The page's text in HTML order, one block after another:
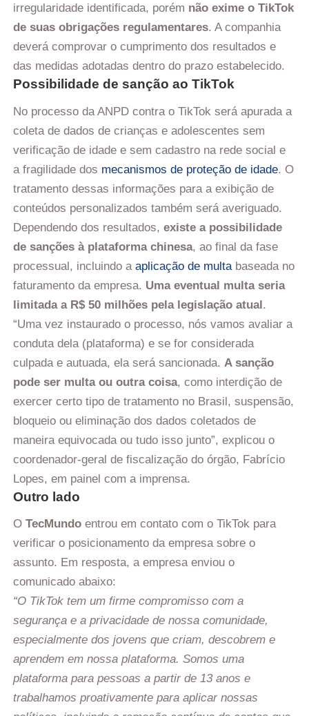
irregularidade identificada, porém não exime o TikTok
de suas obrigações regulamentares. A companhia
deverá comprovar o cumprimento dos resultados e
das medidas adotadas dentro do prazo estabelecido.
Possibilidade de sanção ao TikTok
No processo da ANPD contra o TikTok será apurada a
coleta de dados de crianças e adolescentes sem
verificação de idade e sem cadastro na rede social e
a fragilidade dos mecanismos de proteção de idade. O
tratamento dessas informações para a exibição de
conteúdos personalizados também será averiguado.
Dependendo dos resultados, existe a possibilidade
de sanções à plataforma chinesa, ao final da fase
processual, incluindo a aplicação de multa baseada no
faturamento da empresa. Uma eventual multa seria
limitada a R$ 50 milhões pela legislação atual.
“Uma vez instaurado o processo, nós vamos avaliar a
conduta dela (plataforma) e se for considerada
culpada e autuada, ela será sancionada. A sanção
pode ser multa ou outra coisa, como interdição de
exercer certo tipo de tratamento no Brasil, suspensão,
bloqueio ou eliminação dos dados coletados de
maneira equivocada ou tudo isso junto”, explicou o
coordenador-geral de fiscalização do órgão, Fabrício
Lopes, em painel com a imprensa.
Outro lado
O TecMundo entrou em contato com o TikTok para
verificar o posicionamento da empresa sobre o
assunto. Em resposta, a empresa enviou o
comunicado abaixo:
“O TikTok tem um firme compromisso com a
segurança e a privacidade de nossa comunidade,
especialmente dos jovens que criam, descobrem e
aprendem em nossa plataforma. Somos uma
plataforma para pessoas a partir de 13 anos e
trabalhamos proativamente para aplicar nossas